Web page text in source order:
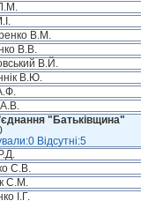
В.М.
В.В.
В.Й.
В.Ю.
"Батьківщина"
Відсутні:5
С.В.
С.М.
І.Г.